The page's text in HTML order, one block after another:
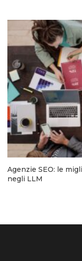
Agenzie SEO: le
negli LLM